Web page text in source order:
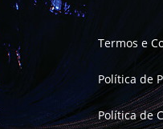
Termos e
Política de
Política de